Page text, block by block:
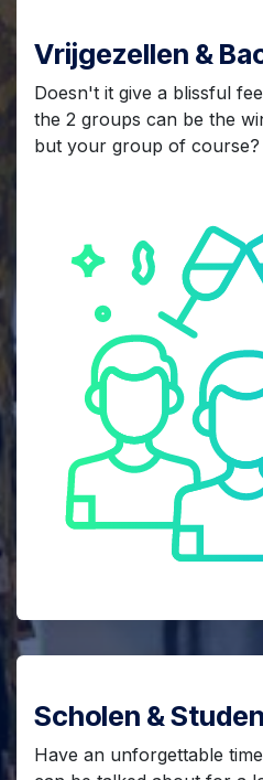
Vrijgezellen &
Doesn't it give a blissful
the 2 groups can be the
but your group of course?
Scholen &
Have an unforgettable